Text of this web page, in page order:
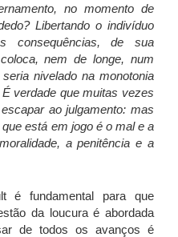
no momento de
Libertando o indivíduo
consequências, de sua
nem de longe, num
nivelado na monotonia
verdade que muitas vezes
ao julgamento: mas
está em jogo é o mal e a
a penitência e a
é fundamental para que
da loucura é abordada
de todos os avanços é